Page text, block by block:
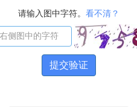
请输入图中字符。 看不清？
提交验证